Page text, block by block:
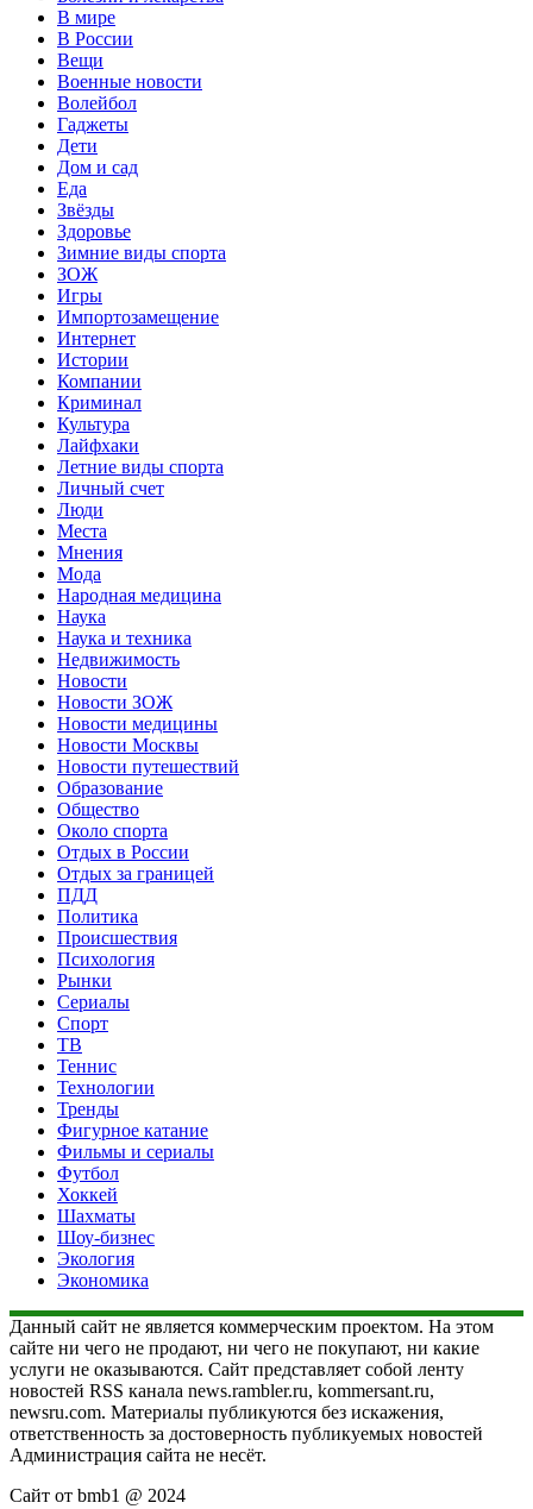
В мире
В России
Вещи
Военные новости
Волейбол
Гаджеты
Дети
Дом и сад
Еда
Звёзды
Здоровье
Зимние виды спорта
ЗОЖ
Игры
Импортозамещение
Интернет
Истории
Компании
Криминал
Культура
Лайфхаки
Летние виды спорта
Личный счет
Люди
Места
Мнения
Мода
Народная медицина
Наука
Наука и техника
Недвижимость
Новости
Новости ЗОЖ
Новости медицины
Новости Москвы
Новости путешествий
Образование
Общество
Около спорта
Отдых в России
Отдых за границей
ПДД
Политика
Происшествия
Психология
Рынки
Сериалы
Спорт
ТВ
Теннис
Технологии
Тренды
Фигурное катание
Фильмы и сериалы
Футбол
Хоккей
Шахматы
Шоу-бизнес
Экология
Экономика
Данный сайт не является коммерческим проектом. На этом
сайте ни чего не продают, ни чего не покупают, ни какие
услуги не оказываются. Сайт представляет собой ленту
новостей RSS канала news.rambler.ru, kommersant.ru,
newsru.com. Материалы публикуются без искажения,
ответственность за достоверность публикуемых новостей
Администрация сайта не несёт.
Сайт от bmb1 @ 2024